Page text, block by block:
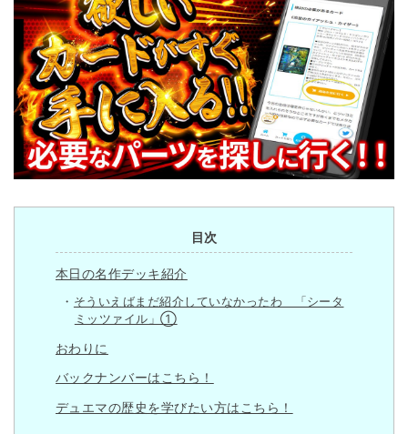
目次
本日の名作デッキ紹介
そういえばまだ紹介していなかったわ 「シータ
ミッツァイル」①
おわりに
バックナンバーはこちら！
デュエマの歴史を学びたい方はこちら！